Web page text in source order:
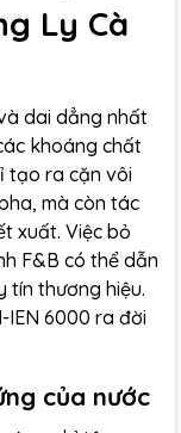
Ly Cà
dai dẳng nhất
khoáng chất
tạo ra cặn vôi
mà còn tác
xuất. Việc bỏ
F&B có thể dẫn
tín thương hiệu.
IEN 6000 ra đời
của nước